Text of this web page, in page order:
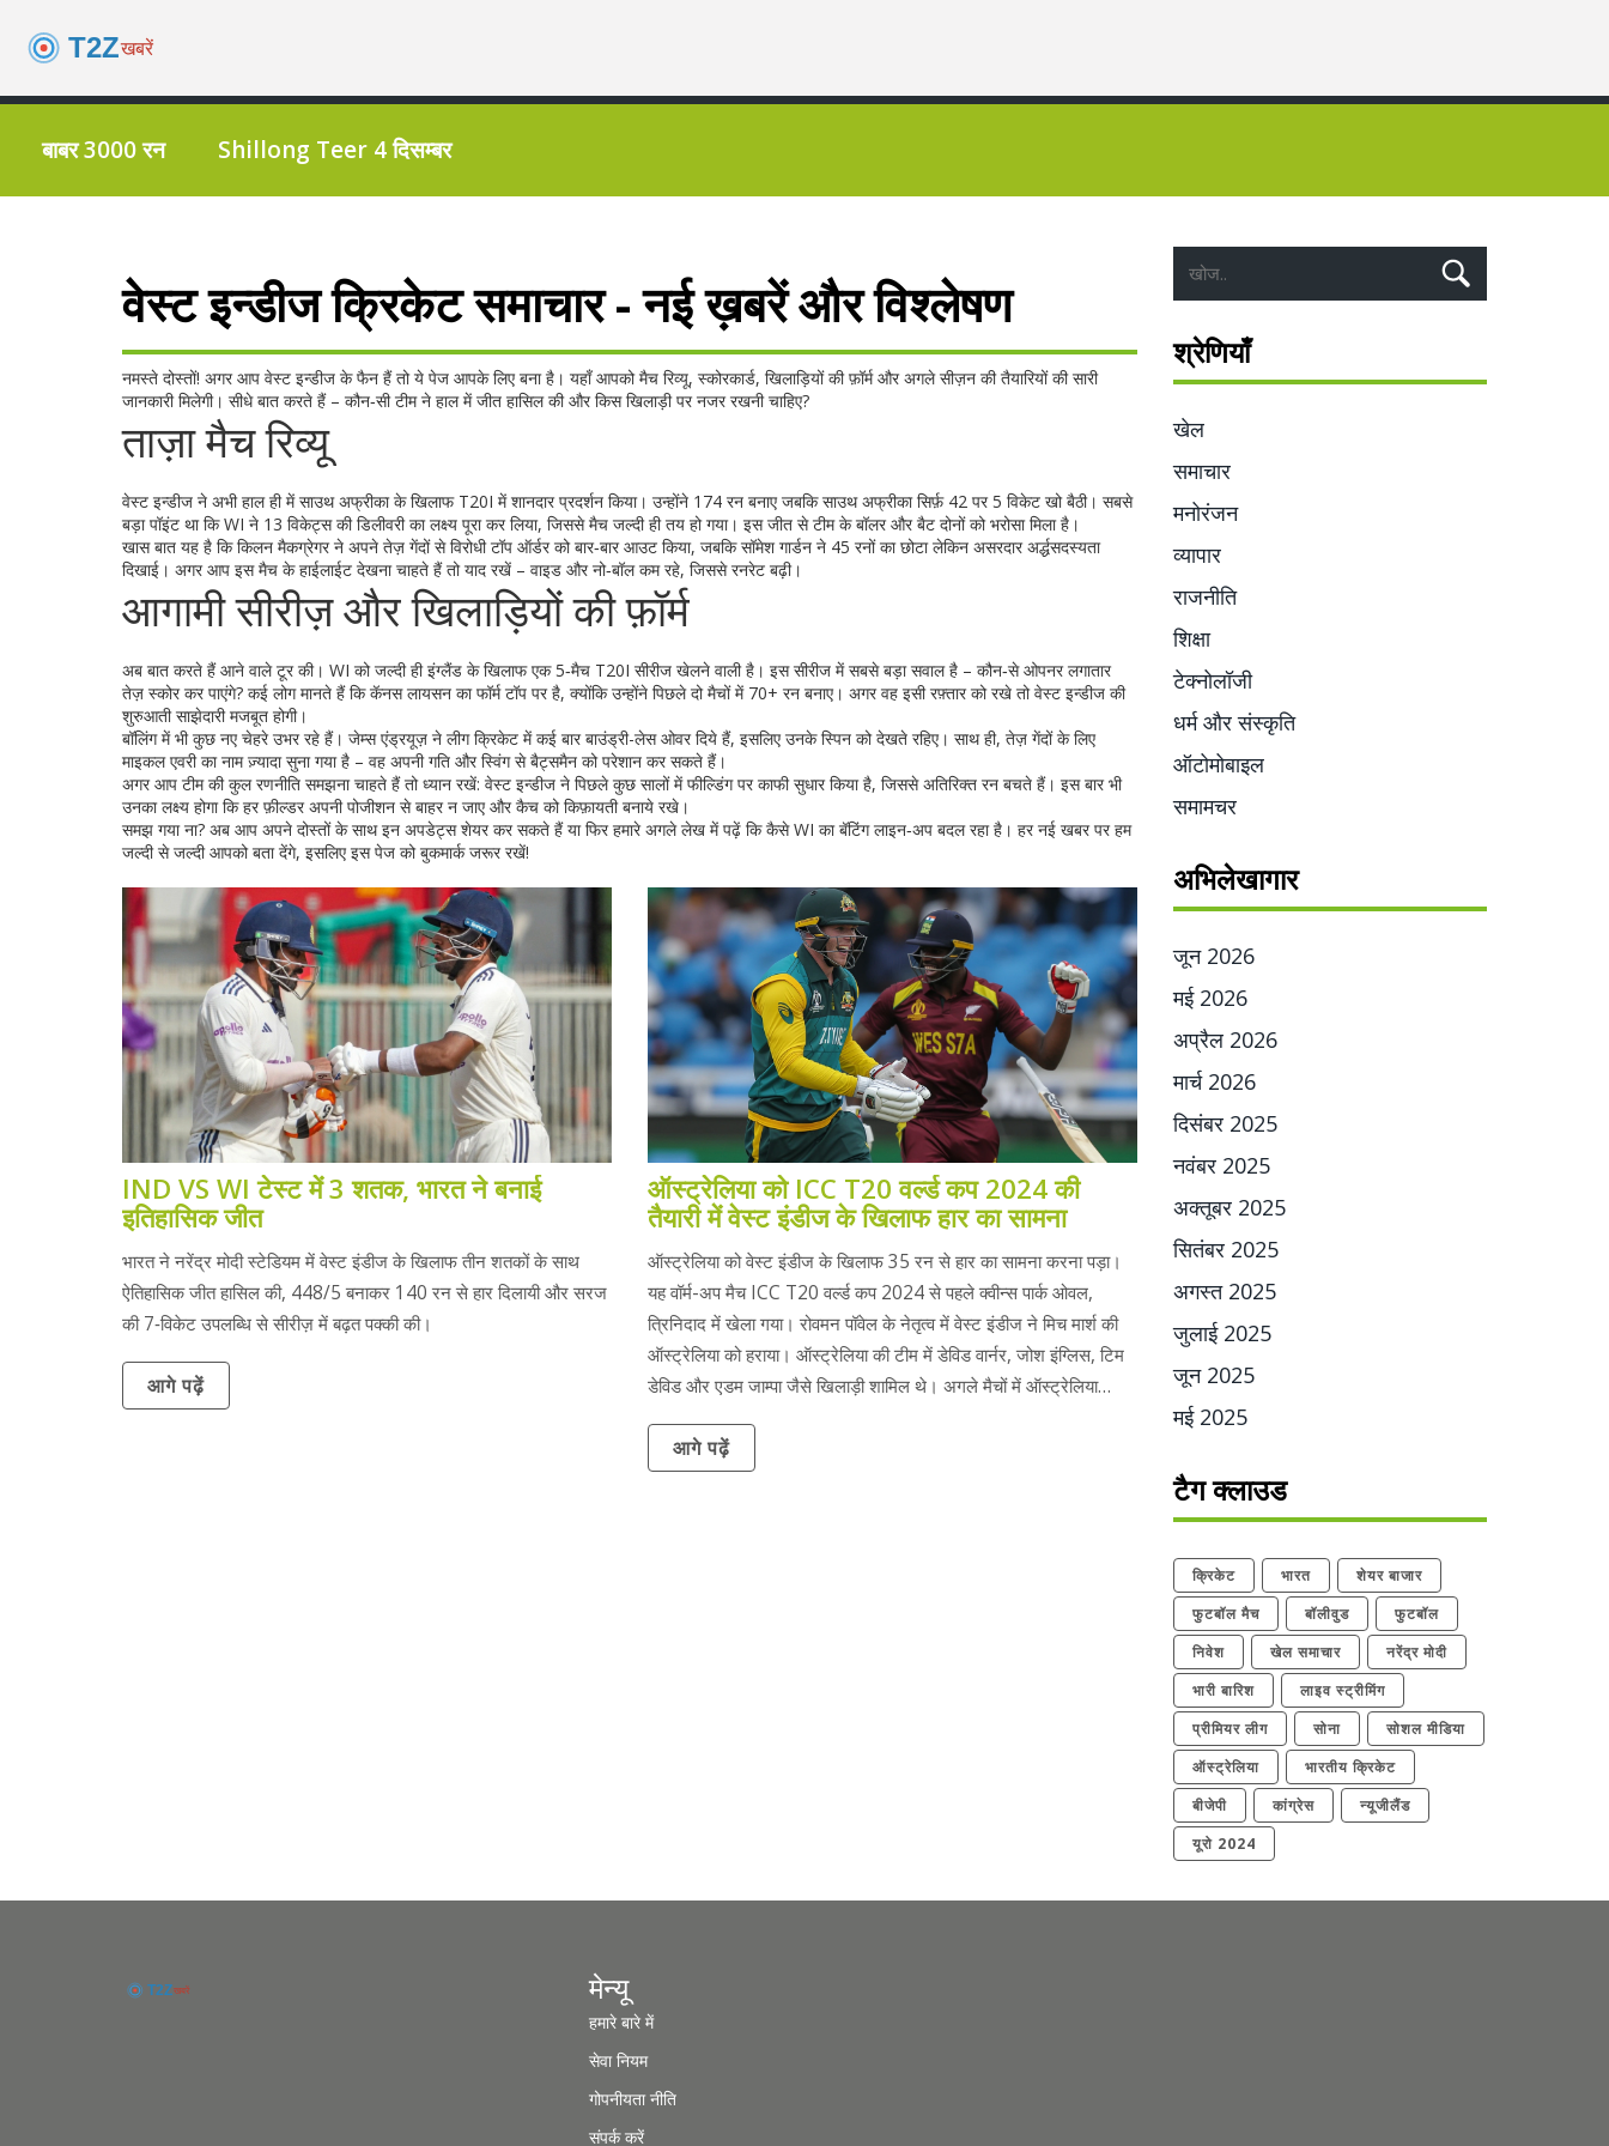
बाबर 3000 रन Shillong Teer 4 दिसम्बर
वेस्ट इन्डीज क्रिकेट समाचार - नई ख़बरें और विश्लेषण
नमस्ते दोस्तों! अगर आप वेस्ट इन्डीज के फैन हैं तो ये पेज आपके लिए बना है। यहाँ आपको मैच रिव्यू, स्कोरकार्ड, खिलाड़ियों की फ़ॉर्म और अगले सीज़न की तैयारियों की सारी
जानकारी मिलेगी। सीधे बात करते हैं – कौन‑सी टीम ने हाल में जीत हासिल की और किस खिलाड़ी पर नजर रखनी चाहिए?
ताज़ा मैच रिव्यू
वेस्ट इन्डीज ने अभी हाल ही में साउथ अफ्रीका के खिलाफ T20I में शानदार प्रदर्शन किया। उन्होंने 174 रन बनाए जबकि साउथ अफ्रीका सिर्फ़ 42 पर 5 विकेट खो बैठी। सबसे
बड़ा पॉइंट था कि WI ने 13 विकेट्स की डिलीवरी का लक्ष्य पूरा कर लिया, जिससे मैच जल्दी ही तय हो गया। इस जीत से टीम के बॉलर और बैट दोनों को भरोसा मिला है।
खास बात यह है कि किलन मैकग्रेगर ने अपने तेज़ गेंदों से विरोधी टॉप ऑर्डर को बार‑बार आउट किया, जबकि सॉमेश गार्डन ने 45 रनों का छोटा लेकिन असरदार अर्द्धसदस्यता
दिखाई। अगर आप इस मैच के हाईलाईट देखना चाहते हैं तो याद रखें – वाइड और नो‑बॉल कम रहे, जिससे रनरेट बढ़ी।
आगामी सीरीज़ और खिलाड़ियों की फ़ॉर्म
अब बात करते हैं आने वाले टूर की। WI को जल्दी ही इंग्लैंड के खिलाफ एक 5‑मैच T20I सीरीज खेलने वाली है। इस सीरीज में सबसे बड़ा सवाल है – कौन‑से ओपनर लगातार
तेज़ स्कोर कर पाएंगे? कई लोग मानते हैं कि कॅनस लायसन का फॉर्म टॉप पर है, क्योंकि उन्होंने पिछले दो मैचों में 70+ रन बनाए। अगर वह इसी रफ़्तार को रखे तो वेस्ट इन्डीज की
शुरुआती साझेदारी मजबूत होगी।
बॉलिंग में भी कुछ नए चेहरे उभर रहे हैं। जेम्स एंड्रयूज़ ने लीग क्रिकेट में कई बार बाउंड्री-लेस ओवर दिये हैं, इसलिए उनके स्पिन को देखते रहिए। साथ ही, तेज़ गेंदों के लिए
माइकल एवरी का नाम ज़्यादा सुना गया है – वह अपनी गति और स्विंग से बैट्समैन को परेशान कर सकते हैं।
अगर आप टीम की कुल रणनीति समझना चाहते हैं तो ध्यान रखें: वेस्ट इन्डीज ने पिछले कुछ सालों में फील्डिंग पर काफी सुधार किया है, जिससे अतिरिक्त रन बचते हैं। इस बार भी
उनका लक्ष्य होगा कि हर फ़ील्डर अपनी पोजीशन से बाहर न जाए और कैच को किफ़ायती बनाये रखे।
समझ गया ना? अब आप अपने दोस्तों के साथ इन अपडेट्स शेयर कर सकते हैं या फिर हमारे अगले लेख में पढ़ें कि कैसे WI का बॅटिंग लाइन‑अप बदल रहा है। हर नई खबर पर हम
जल्दी से जल्दी आपको बता देंगे, इसलिए इस पेज को बुकमार्क जरूर रखें!
IND VS WI टेस्ट में 3 शतक, भारत ने बनाई
इतिहासिक जीत
भारत ने नरेंद्र मोदी स्टेडियम में वेस्ट इंडीज के खिलाफ तीन शतकों के साथ
ऐतिहासिक जीत हासिल की, 448/5 बनाकर 140 रन से हार दिलायी और सरज
की 7‑विकेट उपलब्धि से सीरीज़ में बढ़त पक्की की।
आगे पढ़ें
ऑस्ट्रेलिया को ICC T20 वर्ल्ड कप 2024 की
तैयारी में वेस्ट इंडीज के खिलाफ हार का सामना
ऑस्ट्रेलिया को वेस्ट इंडीज के खिलाफ 35 रन से हार का सामना करना पड़ा।
यह वॉर्म-अप मैच ICC T20 वर्ल्ड कप 2024 से पहले क्वीन्स पार्क ओवल,
त्रिनिदाद में खेला गया। रोवमन पॉवेल के नेतृत्व में वेस्ट इंडीज ने मिच मार्श की
ऑस्ट्रेलिया को हराया। ऑस्ट्रेलिया की टीम में डेविड वार्नर, जोश इंग्लिस, टिम
डेविड और एडम जाम्पा जैसे खिलाड़ी शामिल थे। अगले मैचों में ऑस्ट्रेलिया
आगे पढ़ें
श्रेणियाँ
खेल
समाचार
मनोरंजन
व्यापार
राजनीति
शिक्षा
टेक्नोलॉजी
धर्म और संस्कृति
ऑटोमोबाइल
समामचर
अभिलेखागार
जून 2026
मई 2026
अप्रैल 2026
मार्च 2026
दिसंबर 2025
नवंबर 2025
अक्तूबर 2025
सितंबर 2025
अगस्त 2025
जुलाई 2025
जून 2025
मई 2025
टैग क्लाउड
क्रिकेट भारत
शेयर बाजार
फुटबॉल मैच
बॉलीवुड
फुटबॉल
निवेश
खेल समाचार
नरेंद्र मोदी
भारी बारिश
लाइव स्ट्रीमिंग
प्रीमियर लीग
सोना
सोशल मीडिया
ऑस्ट्रेलिया
भारतीय क्रिकेट
बीजेपी
कांग्रेस
न्यूजीलैंड
यूरो 2024
मेन्यू
हमारे बारे में
सेवा नियम
गोपनीयता नीति
संपर्क करें